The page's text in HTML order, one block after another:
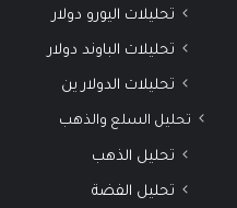
تحليلات اليورو دولار
تحليلات الباوند دولار
تحليلات الدولار ين
تحليل السلع والذهب
تحليل الذهب
تحليل الفضة